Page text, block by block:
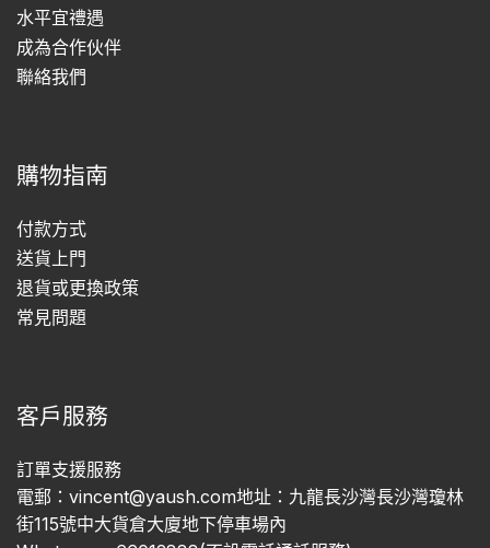
水平宜禮遇
成為合作伙伴
聯絡我們
購物指南
付款方式
送貨上門
退貨或更換政策
常見問題
客戶服務
訂單支援服務
電郵：vincent@yaush.com地址：九龍長沙灣長沙灣瓊林
街115號中大貨倉大廈地下停車場內